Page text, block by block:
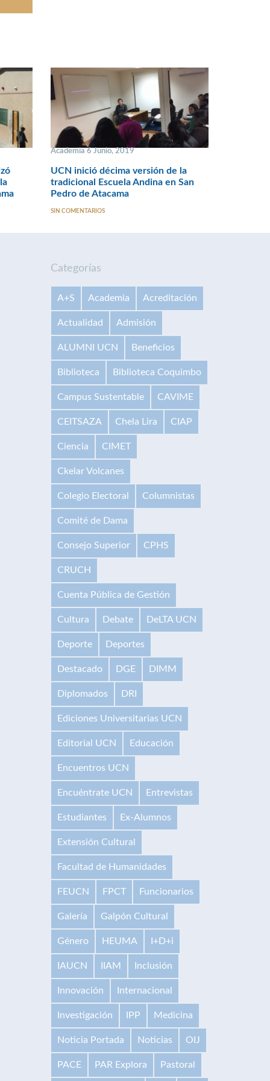
Academia 6 Junio, 2019
UCN inició décima versión de la
tradicional Escuela Andina en San
Pedro de Atacama
SIN COMENTARIOS
Categorías
A+S Academia Acreditación
Actualidad Admisión
ALUMNI UCN Beneficios
Biblioteca Biblioteca Coquimbo
Campus Sustentable CAVIME
CEITSAZA Chela Lira CIAP
Ciencia CIMET
Ckelar Volcanes
Colegio Electoral Columnistas
Comité de Dama
Consejo Superior CPHS
CRUCH
Cuenta Pública de Gestión
Cultura Debate DeLTA UCN
Deporte Deportes
Destacado DGE DIMM
Diplomados DRI
Ediciones Universitarias UCN
Editorial UCN Educación
Encuentros UCN
Encuéntrate UCN Entrevistas
Estudiantes Ex-Alumnos
Extensión Cultural
Facultad de Humanidades
FEUCN FPCT Funcionarios
Galería Galpón Cultural
Género HEUMA I+D+i
IAUCN IIAM Inclusión
Innovación Internacional
Investigación IPP Medicina
Noticia Portada Noticias OIJ
PACE PAR Explora Pastoral